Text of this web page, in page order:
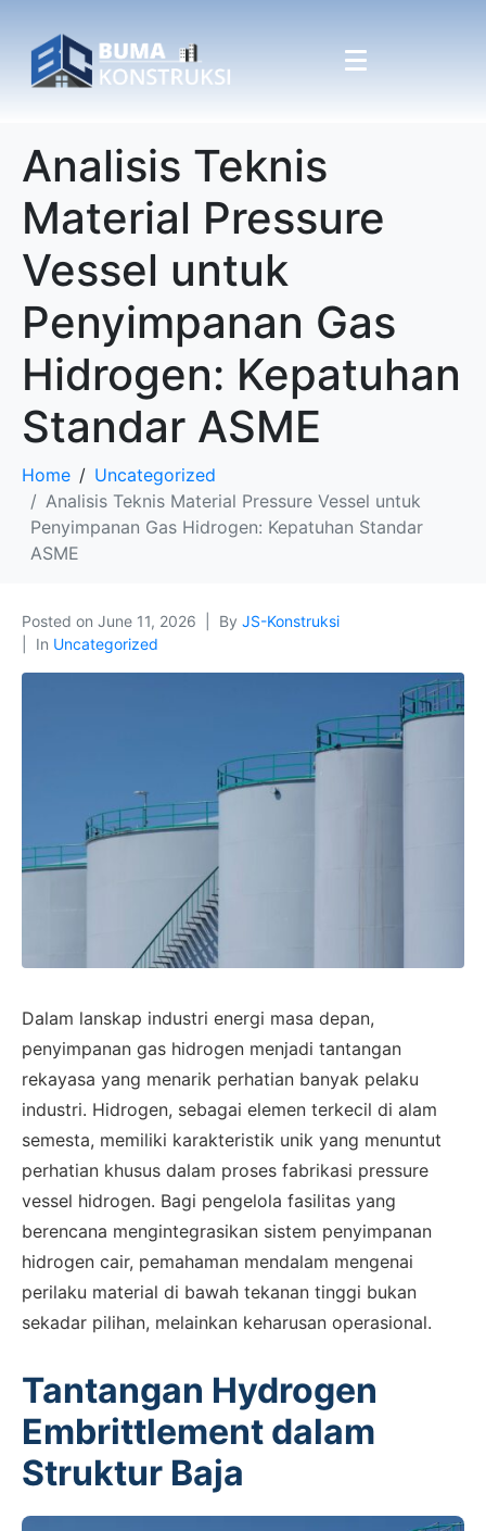
Analisis Teknis
Material Pressure
Vessel untuk
Penyimpanan Gas
Hidrogen: Kepatuhan
Standar ASME
Home
Uncategorized
Analisis Teknis Material Pressure Vessel untuk
Penyimpanan Gas Hidrogen: Kepatuhan Standar
ASME
Posted on June 11, 2026 By JS-Konstruksi
In Uncategorized
Dalam lanskap industri energi masa depan,
penyimpanan gas hidrogen menjadi tantangan
rekayasa yang menarik perhatian banyak pelaku
industri. Hidrogen, sebagai elemen terkecil di alam
semesta, memiliki karakteristik unik yang menuntut
perhatian khusus dalam proses fabrikasi pressure
vessel hidrogen. Bagi pengelola fasilitas yang
berencana mengintegrasikan sistem penyimpanan
hidrogen cair, pemahaman mendalam mengenai
perilaku material di bawah tekanan tinggi bukan
sekadar pilihan, melainkan keharusan operasional.
Tantangan Hydrogen
Embrittlement dalam
Struktur Baja